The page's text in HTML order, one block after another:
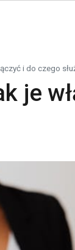
i do czego
je